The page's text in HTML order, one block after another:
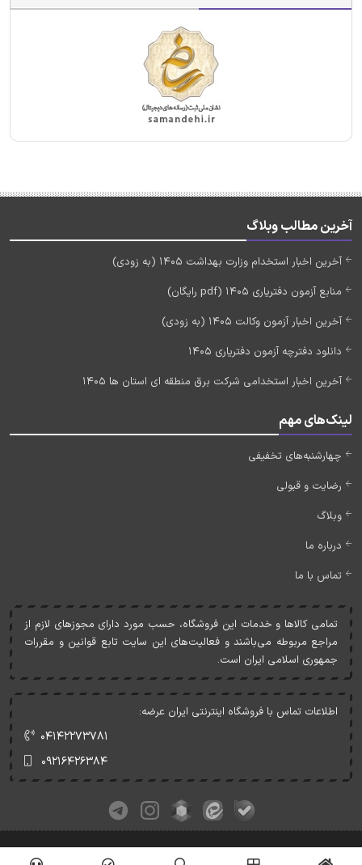
آخرین مطالب وبلاگ
آخرین اخبار استخدام وزارت بهداشت 1405 (به زودی)
منابع آزمون دفتریاری 1405 (pdf رایگان)
آخرین اخبار آزمون وکالت 1405 (به زودی)
دانلود دفترچه آزمون دفتریاری 1405
آخرین اخبار استخدامی شرکت برق منطقه ای استان ها 1405
لینک‌های مهم
چهارشنبه‌های تخفیفی
رضایت و قبولی
وبلاگ
درباره ما
تماس با ما
تمامی کالاها و خدمات اين فروشگاه، حسب مورد دارای مجوزهای لازم از
مراجع مربوطه می‌باشند و فعاليت‌های اين سايت تابع قوانين و مقررات
جمهوری اسلامی ايران است.
اطلاعات تماس با فروشگاه اینترنتی ایران عرضه:
۰۴۱۴۲۲۷۳۷۸۱
۰۹۲۱۶۴۲۶۳۸۴